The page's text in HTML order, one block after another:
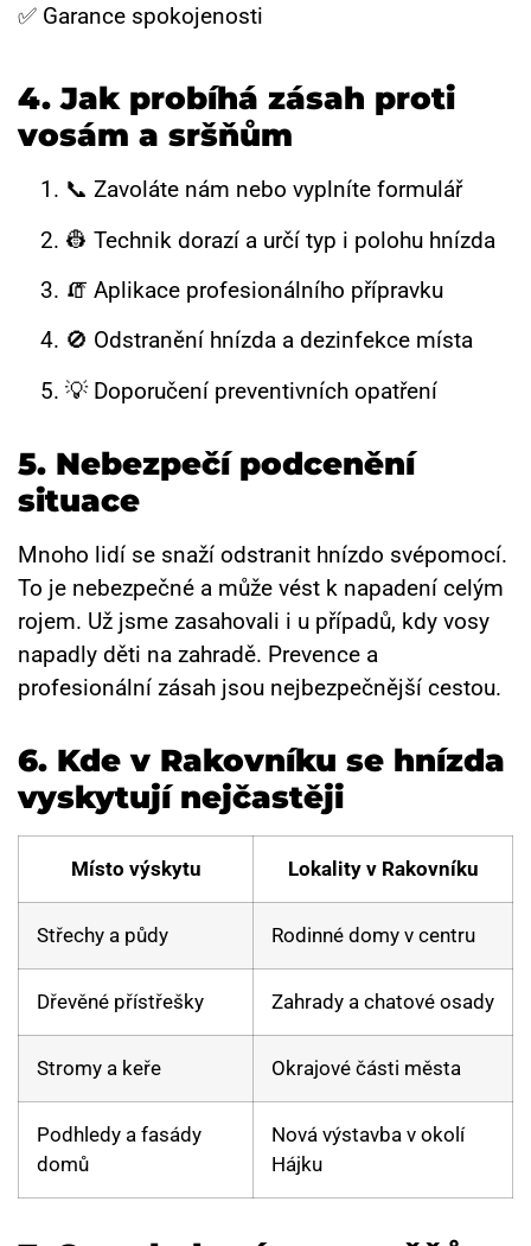
✅ Garance spokojenosti
4. Jak probíhá zásah proti
vosám a sršňům
📞 Zavoláte nám nebo vyplníte formulář
👷 Technik dorazí a určí typ i polohu hnízda
🧯 Aplikace profesionálního přípravku
🚫 Odstranění hnízda a dezinfekce místa
💡 Doporučení preventivních opatření
5. Nebezpečí podcenění
situace
Mnoho lidí se snaží odstranit hnízdo svépomocí.
To je nebezpečné a může vést k napadení celým
rojem. Už jsme zasahovali i u případů, kdy vosy
napadly děti na zahradě. Prevence a
profesionální zásah jsou nejbezpečnější cestou.
6. Kde v Rakovníku se hnízda
vyskytují nejčastěji
Místo výskytu Lokality v Rakovníku
Střechy a půdy Rodinné domy v centru
Dřevěné přístřešky Zahrady a chatové osady
Stromy a keře Okrajové části města
Podhledy a fasády
domů
Nová výstavba v okolí
Hájku